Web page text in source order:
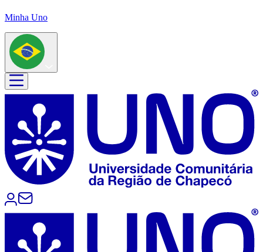
Minha Uno